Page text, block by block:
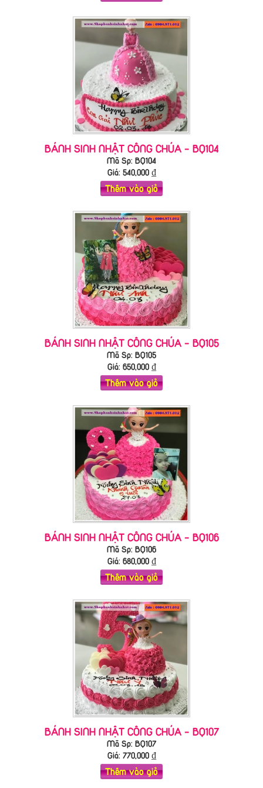
BÁNH SINH NHẬT CÔNG CHÚA - BQ104
Mã Sp: BQ104
Giá: 540,000₫
Thêm vào giỏ
BÁNH SINH NHẬT CÔNG CHÚA - BQ105
Mã Sp: BQ105
Giá: 650,000₫
Thêm vào giỏ
BÁNH SINH NHẬT CÔNG CHÚA - BQ106
Mã Sp: BQ106
Giá: 680,000₫
Thêm vào giỏ
BÁNH SINH NHẬT CÔNG CHÚA - BQ107
Mã Sp: BQ107
Giá: 770,000₫
Thêm vào giỏ